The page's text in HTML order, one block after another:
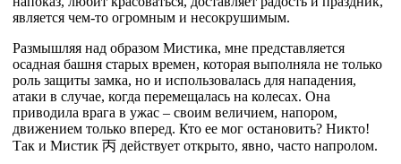
является чем-то огромным и несокрушимым.
Размышляя над образом Мистика, мне представляется
осадная башня старых времен, которая выполняла не только
роль защиты замка, но и использовалась для нападения,
атаки в случае, когда перемещалась на колесах. Она
приводила врага в ужас – своим величием, напором,
движением только вперед. Кто ее мог остановить? Никто!
Так и Мистик 丙 действует открыто, явно, часто напролом.